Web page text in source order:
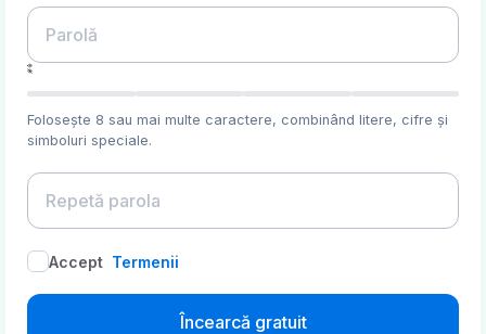
Folosește 8 sau mai multe caractere, combinând litere, cifre și
simboluri speciale.
Accept Termenii
Încearcă gratuit